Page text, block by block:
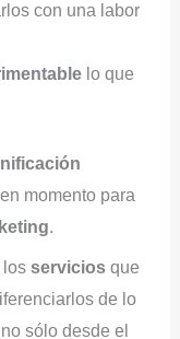
con una labor
lo que
momento para
.
los serviciosque
de lo
sólo desde el